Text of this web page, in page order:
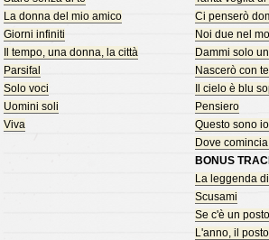
La donna del mio amico
Giorni infiniti
Il tempo, una donna, la città
Parsifal
Solo voci
Uomini soli
Viva
Ci penserò
Noi due nel
Dammi solo
Nascerò con te
Il cielo è blu
Pensiero
Questo sono io
Dove
BONUS
La leggenda
Scusami
Se c'è un
L'anno, il